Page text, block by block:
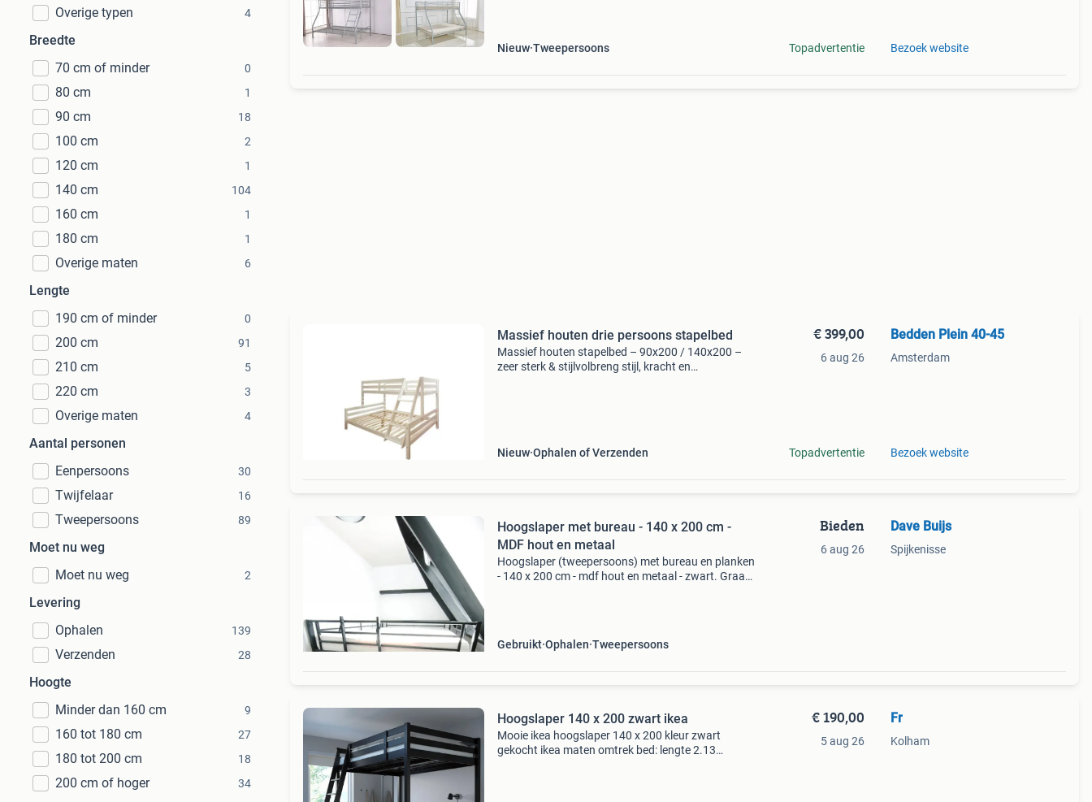
Overige typen 4
Breedte
70 cm of minder
0
80 cm 1
90 cm 18
100 cm 2
120 cm 1
140 cm 104
160 cm 1
180 cm 1
Overige maten 6
Lengte
190 cm of minder
0
200 cm 91
210 cm 5
220 cm 3
Overige maten 4
Aantal personen
Eenpersoons
30
Twijfelaar 16
Tweepersoons 89
Moet nu weg
Moet nu weg
2
Levering
Ophalen
139
Verzenden 28
Hoogte
Minder dan 160 cm
9
160 tot 180 cm 27
180 tot 200 cm 18
200 cm of hoger 34
Nieuw Tweepersoons Topadvertentie Bezoek website
Massief houten drie persoons stapelbed
Massief houten stapelbed – 90x200 / 140x200 –
zeer sterk & stijlvolbreng stijl, kracht en
Nieuw Ophalen of Verzenden
€ 399,00
6 aug 26
Topadvertentie
Bedden Plein 40-45
Amsterdam
Bezoek website
Hoogslaper met bureau - 140 x 200 cm -
MDF hout en metaal
Hoogslaper (tweepersoons) met bureau en planken
- 140 x 200 cm - mdf hout en metaal - zwart. Graag
Gebruikt Ophalen Tweepersoons
Bieden
6 aug 26
Dave Buijs
Spijkenisse
Hoogslaper 140 x 200 zwart ikea
Mooie ikea hoogslaper 140 x 200 kleur zwart
gekocht ikea maten omtrek bed: lengte 2.13
€ 190,00
5 aug 26
Fr
Kolham